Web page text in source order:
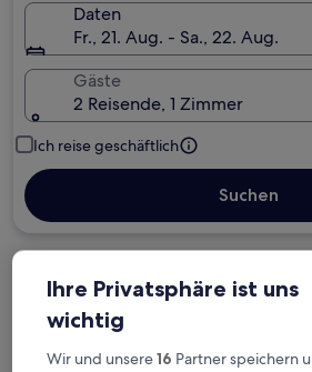
Daten
Fr., 21. Aug. - Sa., 22. Aug.
Gäste
2 Reisende, 1 Zimmer
Ich reise geschäftlich
Suchen
Kostenlose Stornierung bei
Planänderungen
Ihre Privatsphäre ist uns
wichtig
Wir und unsere16 Partner speichern